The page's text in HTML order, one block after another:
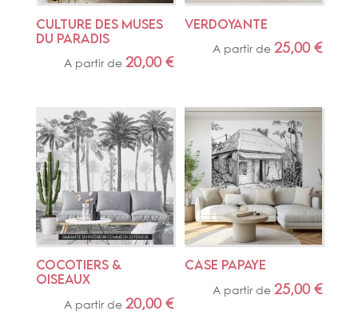
CULTURE DES MUSES
DU PARADIS
A partir de 20,00 €
VERDOYANTE
A partir de25,00€
COCOTIERS &
OISEAUX
A partir de 20,00 €
CASE PAPAYE
A partir de 25,00€